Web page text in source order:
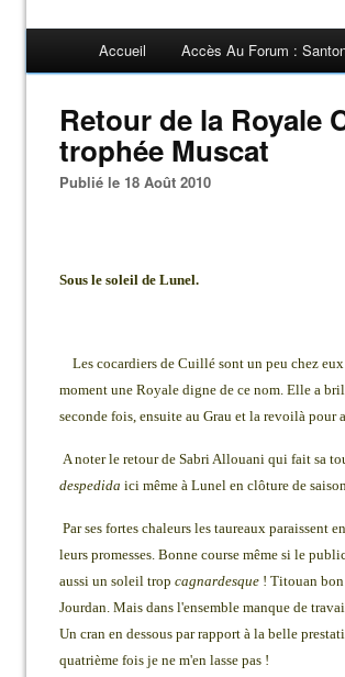
Accueil Accès Au Forum :
Retour de la Royale
trophée Muscat
Publié le 18 Août 2010
Sous le soleil de Lunel.
Les cocardiers de Cuillé sont un peu chez
moment une Royale digne de ce nom. Elle a
seconde fois, ensuite au Grau et la revoilà
A noter le retour de Sabri Allouani qui fait sa
despedida ici même à Lunel en clôture de
Par ses fortes chaleurs les taureaux paraissent
leurs promesses. Bonne course même si le
aussi un soleil trop cagnardesque ! Titouan bon
Jourdan. Mais dans l'ensemble manque de
Un cran en dessous par rapport à la belle
quatrième fois je ne m'en lasse pas !